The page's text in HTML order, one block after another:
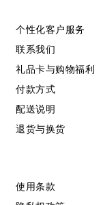
个性化客户服务
联系我们
礼品卡与购物福利
付款方式
配送说明
退货与换货
使用条款